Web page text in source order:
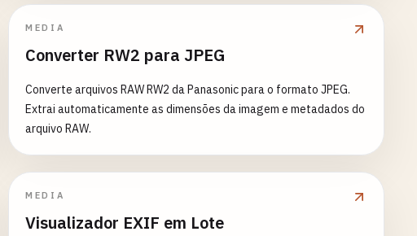
MEDIA
Converter RW2 para JPEG
Converte arquivos RAW RW2 da Panasonic para o formato JPEG.
Extrai automaticamente as dimensões da imagem e metadados do
arquivo RAW.
MEDIA
Visualizador EXIF em Lote